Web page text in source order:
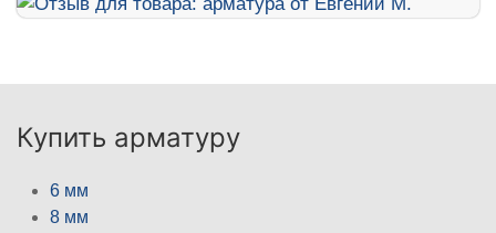
Купить арматуру
6 мм
8 мм